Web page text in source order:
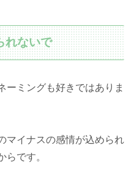
れないで
ーミングも好きではありま
マイナスの感情が込められ
らです。